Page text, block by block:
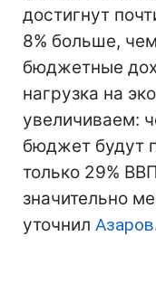
достигнут
8% больше,
бюджетные
нагрузка на
увеличиваем:
бюджет будут
только 29%
значительно
уточнил Азаров